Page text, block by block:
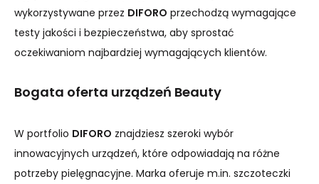
wykorzystywane przez DIFORO przechodzą wymagające
testy jakości i bezpieczeństwa, aby sprostać
oczekiwaniom najbardziej wymagających klientów.
Bogata oferta urządzeń Beauty
W portfolio DIFORO znajdziesz szeroki wybór
innowacyjnych urządzeń, które odpowiadają na różne
potrzeby pielęgnacyjne. Marka oferuje m.in. szczoteczki